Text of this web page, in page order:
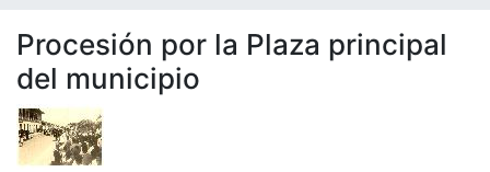
Procesión por la Plaza principal
del municipio